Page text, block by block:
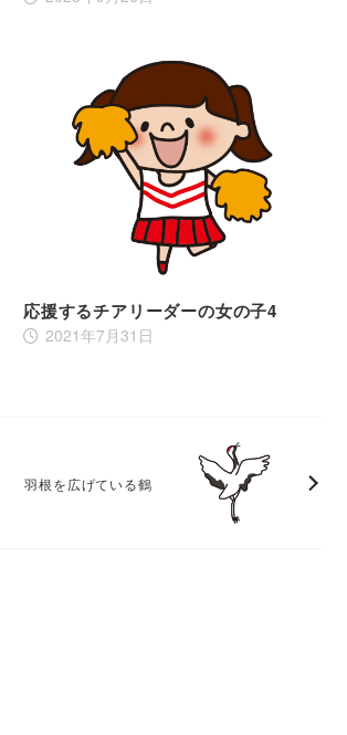
応援するチアリーダーの女の子4
2021年7月31日
羽根を広げている鶴